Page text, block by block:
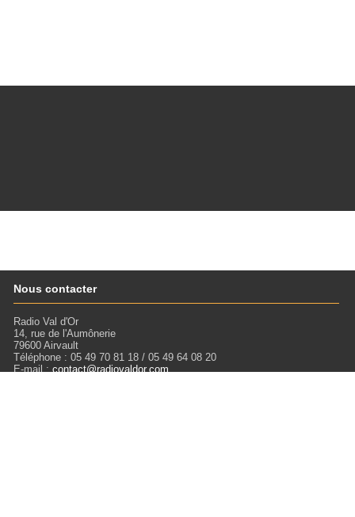
Nous contacter
Radio Val d'Or
14, rue de l'Aumônerie
79600 Airvault
Téléphone : 05 49 70 81 18 / 05 49 64 08 20
E-mail :contact@radiovaldor.com